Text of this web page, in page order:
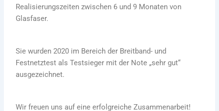
Realisierungszeiten zwischen 6 und 9 Monaten von
Glasfaser.
Sie wurden 2020 im Bereich der Breitband- und
Festnetztest als Testsieger mit der Note „sehr gut“
ausgezeichnet.
Wir freuen uns auf eine erfolgreiche Zusammenarbeit!